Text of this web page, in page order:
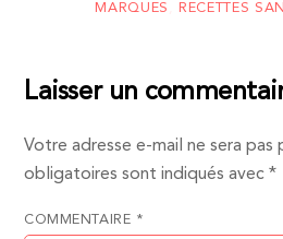
MARQUES RECETTES
Laisser un
Votre adresse e-mail ne sera pas
obligatoires sont indiqués avec*
COMMENTAIRE *